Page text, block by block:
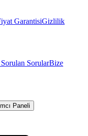
GarantisiGizlilik
Sorulan SorularBize
Paneli